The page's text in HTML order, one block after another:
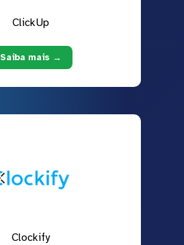
ClickUp
Saiba mais →
Clockify